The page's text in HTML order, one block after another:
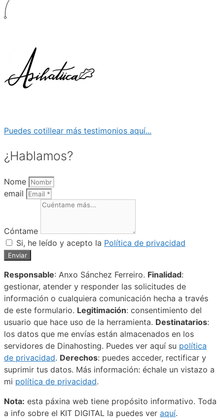
Puedes cotillear más testimonios aquí...
¿Hablamos?
Nome
email
Cóntame
Si, he leído y acepto la Política de privacidad
Enviar
Responsable: Anxo Sánchez Ferreiro. Finalidad:
gestionar, atender y responder las solicitudes de
información o cualquiera comunicación hecha a través
de este formulario. Legitimación: consentimiento del
usuario que hace uso de la herramienta. Destinatarios:
los datos que me envías están almacenados en los
servidores de Dinahosting. Puedes ver aquí su política
de privacidad. Derechos: puedes acceder, rectificar y
suprimir tus datos. Más información: échale un vistazo a
mi política de privacidad.
Nota: esta páxina web tiene propósito informativo. Toda
a info sobre el KIT DIGITAL la puedes ver aquí.